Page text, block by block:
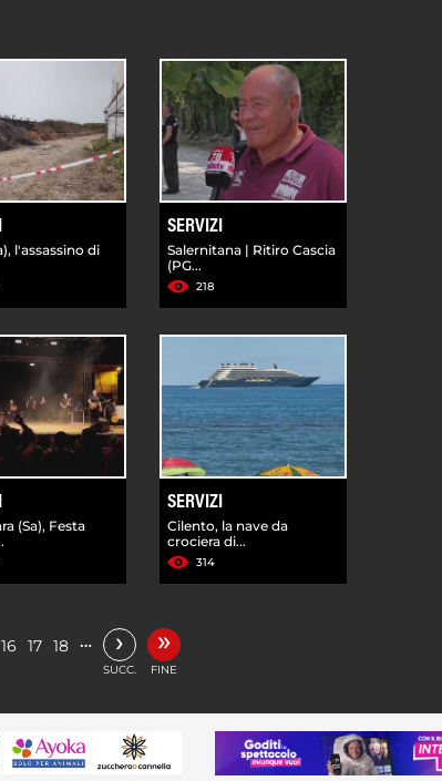
l'assassino di
SERVIZI
Salernitana | Ritiro Cascia
(PG...
218
(Sa), Festa
SERVIZI
Cilento, la nave da
crociera di...
314
16 17 18 … ›
SUCC.
»
FINE